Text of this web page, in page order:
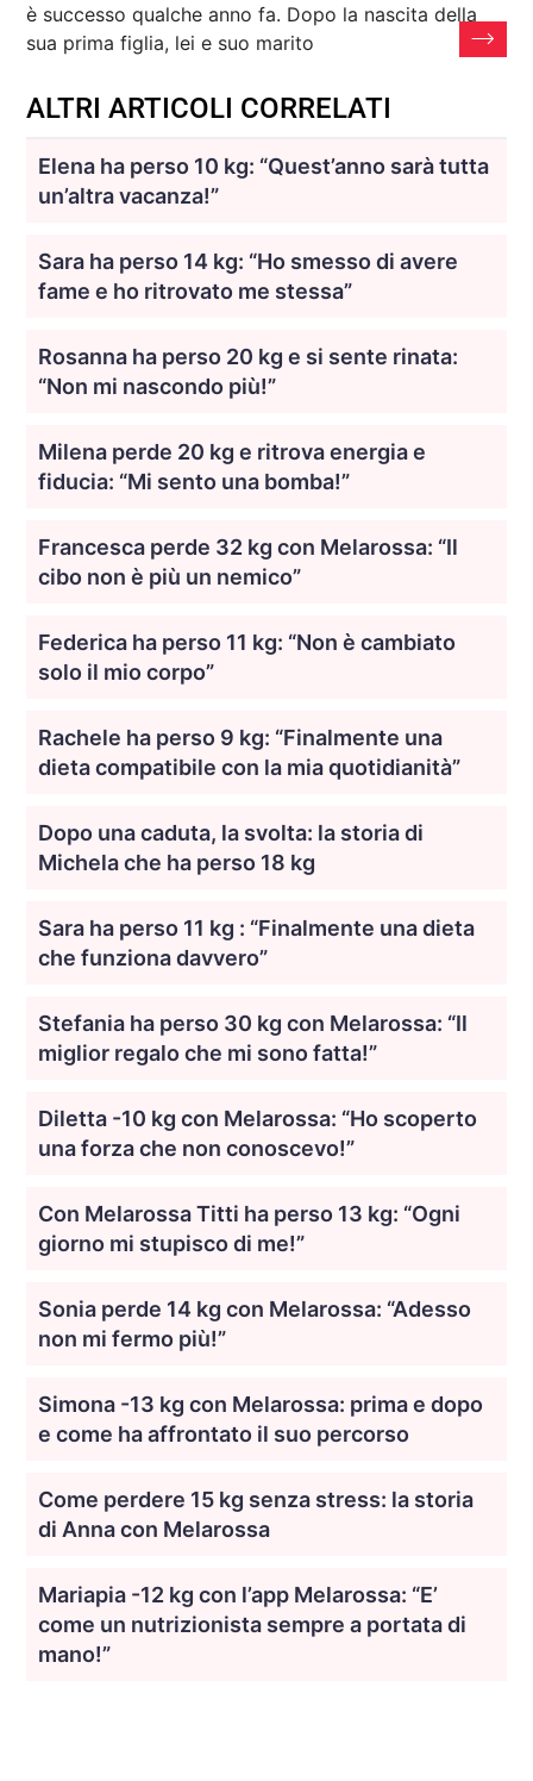
è successo qualche anno fa. Dopo la nascita della
sua prima figlia, lei e suo marito
ALTRI ARTICOLI CORRELATI
Elena ha perso 10 kg: “Quest’anno sarà tutta
un’altra vacanza!”
Sara ha perso 14 kg: “Ho smesso di avere
fame e ho ritrovato me stessa”
Rosanna ha perso 20 kg e si sente rinata:
“Non mi nascondo più!”
Milena perde 20 kg e ritrova energia e
fiducia: “Mi sento una bomba!”
Francesca perde 32 kg con Melarossa: “Il
cibo non è più un nemico”
Federica ha perso 11 kg: “Non è cambiato
solo il mio corpo”
Rachele ha perso 9 kg: “Finalmente una
dieta compatibile con la mia quotidianità”
Dopo una caduta, la svolta: la storia di
Michela che ha perso 18 kg
Sara ha perso 11 kg : “Finalmente una dieta
che funziona davvero”
Stefania ha perso 30 kg con Melarossa: “Il
miglior regalo che mi sono fatta!”
Diletta -10 kg con Melarossa: “Ho scoperto
una forza che non conoscevo!”
Con Melarossa Titti ha perso 13 kg: “Ogni
giorno mi stupisco di me!”
Sonia perde 14 kg con Melarossa: “Adesso
non mi fermo più!”
Simona -13 kg con Melarossa: prima e dopo
e come ha affrontato il suo percorso
Come perdere 15 kg senza stress: la storia
di Anna con Melarossa
Mariapia -12 kg con l’app Melarossa: “E’
come un nutrizionista sempre a portata di
mano!”